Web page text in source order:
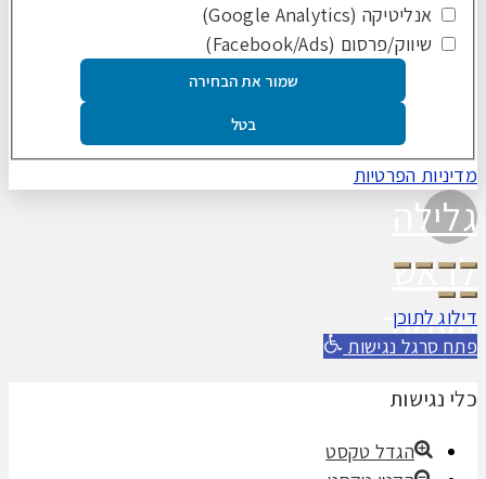
אנליטיקה (Google Analytics)
שיווק/פרסום (Facebook/Ads)
שמור את הבחירה
בטל
מדיניות הפרטיות
גלילה
לראש
העמוד
דילוג לתוכן
פתח סרגל נגישות
כלי נגישות
הגדל טקסט